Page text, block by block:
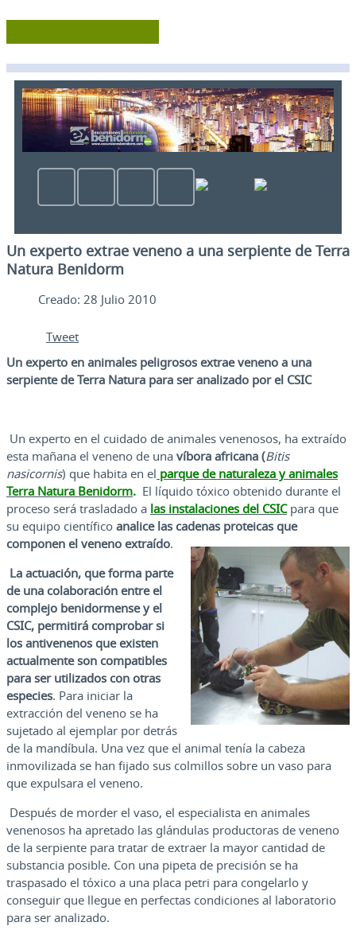
Un experto extrae veneno a una serpiente de Terra
Natura Benidorm
Creado: 28 Julio 2010
Tweet
Un experto en animales peligrosos extrae veneno a una
serpiente de Terra Natura para ser analizado por el CSIC
Un experto en el cuidado de animales venenosos, ha extraído
esta mañana el veneno de una víbora africana (Bitis
nasicornis) que habita en el parque de naturaleza y animales
Terra Natura Benidorm. El líquido tóxico obtenido durante el
proceso será trasladado a las instalaciones del CSICpara que
su equipo científico analice las cadenas proteicas que
componen el veneno extraído.
La actuación, que forma parte
de una colaboración entre el
complejo benidormense y el
CSIC, permitirá comprobar si
los antivenenos que existen
actualmente son compatibles
para ser utilizados con otras
especies. Para iniciar la
extracción del veneno se ha
sujetado al ejemplar por detrás
de la mandíbula. Una vez que el animal tenía la cabeza
inmovilizada se han fijado sus colmillos sobre un vaso para
que expulsara el veneno.
Después de morder el vaso, el especialista en animales
venenosos ha apretado las glándulas productoras de veneno
de la serpiente para tratar de extraer la mayor cantidad de
substancia posible. Con una pipeta de precisión se ha
traspasado el tóxico a una placa petri para congelarlo y
conseguir que llegue en perfectas condiciones al laboratorio
para ser analizado.